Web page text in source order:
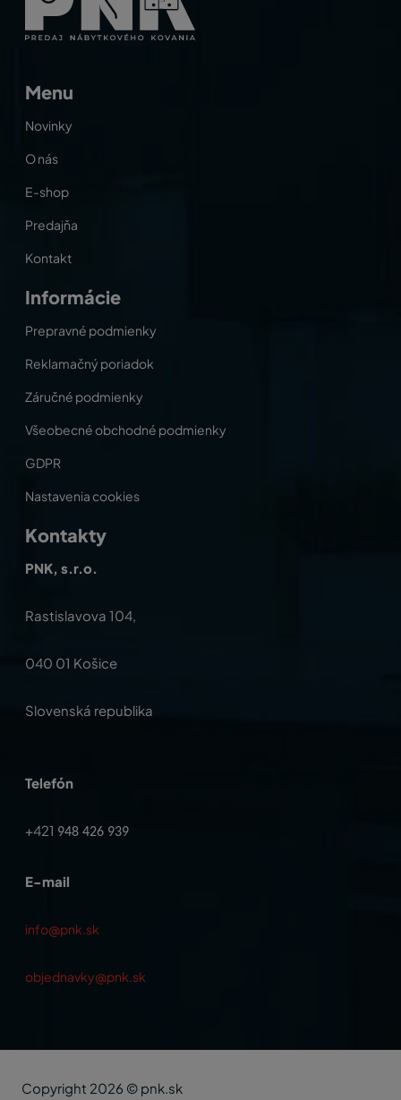
Menu
Novinky
O nás
E-shop
Predajňa
Kontakt
Informácie
Prepravné podmienky
Reklamačný poriadok
Záručné podmienky
Všeobecné obchodné podmienky
GDPR
Nastavenia cookies
Kontakty
PNK, s.r.o.
Rastislavova 104,
040 01 Košice
Slovenská republika
Telefón
+421 948 426 939
E-mail
info@pnk.sk
objednavky@pnk.sk
Copyright 2026 © pnk.sk